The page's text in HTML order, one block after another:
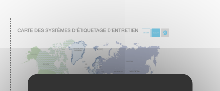
L’étiquette est un élément essentiel pour guider
les consommateurs dans l’entretien de leurs
vêtements.
EN SAVOIR PLUS
ENTRETIEN DU LINGE – Quelle